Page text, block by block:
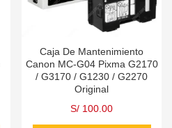
Caja De Mantenimiento
Canon MC-G04 Pixma G2170
/ G3170 / G1230 / G2270
Original
S/ 100.00